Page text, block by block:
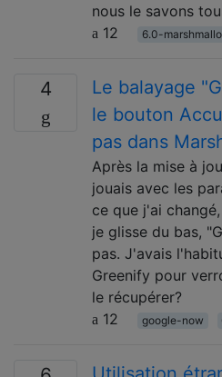
nous le savons
12
6.0-
4
Le balayage
le bouton
pas dans
Après la mise à
jouais avec les
ce que j'ai
je glisse du bas,
pas. J'avais
Greenify pour
le récupérer?
12
google-now